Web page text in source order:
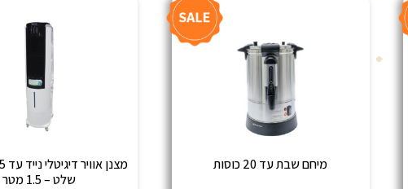
מיחם שבת עד 20 כוסות
שלט – 1.5 מטר